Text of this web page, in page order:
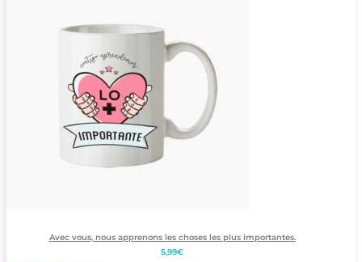
Avec vous, nous apprenons les choses les plus importantes.
5,99€